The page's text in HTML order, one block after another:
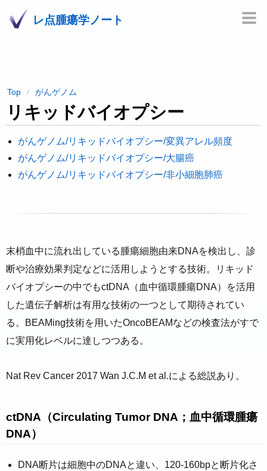
レ点腫瘍学ノート
Top がんゲノム
リキッドバイオプシー
がんゲノム/リキッドバイオプシー/変異アレル頻度
がんゲノム/リキッドバイオプシー/大腸癌
がんゲノム/リキッドバイオプシー/非小細胞肺癌
末梢血中に流れ出している腫瘍細胞由来DNAを検出し、診
断や治療効果判定などに活用しようとする技術。リキッド
バイオプシーの中でもctDNA（血中循環腫瘍DNA）を活用
した遺伝子解析は有用な技術の一つとして期待されてい
る。BEAMing技術を用いたOncoBEAMなどの検査法がすで
に実用化レベルに達しつつある。
Nat Rev Cancer 2017 Wan J.C.M et al.による総説あり。
ctDNA（Circulating Tumor DNA；血中循環腫瘍
DNA）
DNA断片は細胞中のDNAと違い、120-160bpと断片化さ